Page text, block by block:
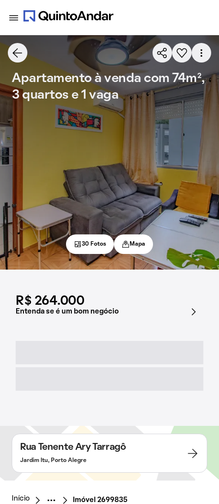
R$ 264.000
Entenda se é um bom negócio
Apartamento à venda com 74m²,
3 quartos e 1 vaga
30 Fotos Mapa
Rua Tenente Ary Tarragô
Jardim Itu, Porto Alegre
Início Imóvel 2699835